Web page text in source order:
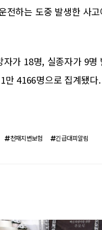
전하는 도중 발생한 사
가 18명, 실종자가 9명
만 4166명으로 집계됐다.
천재지변보험 긴급대피알림